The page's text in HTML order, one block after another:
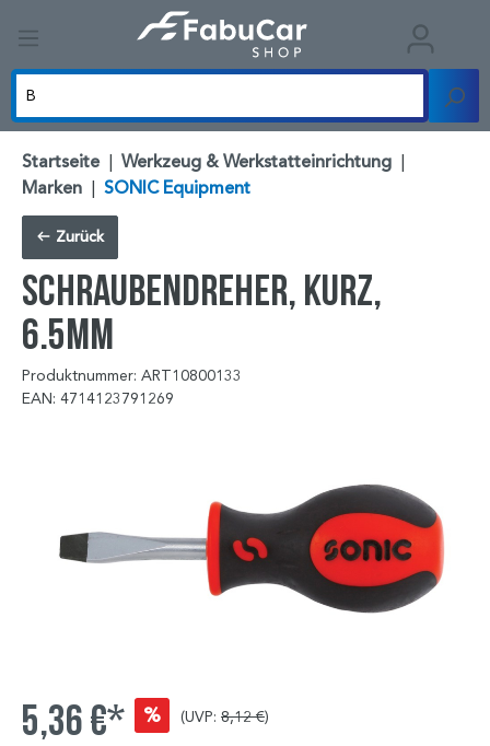
Startseite | Werkzeug & Werkstatteinrichtung |
Marken | SONIC Equipment
Zurück
Schraubendreher, kurz,
6.5mm
Produktnummer: ART10800133
EAN: 4714123791269
5,36 €* % (UVP: 8,12 €)